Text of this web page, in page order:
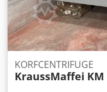
detector. deksel open
op machine en motor
temperatuursensoren
continuïteitssysteem
KORFCENTRIFUGE
KraussMaffei KM